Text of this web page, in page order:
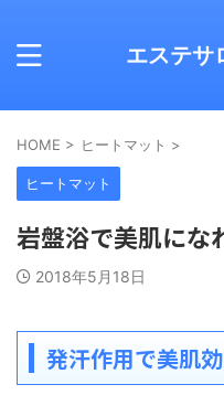
エステサ
HOME > ヒートマット >
ヒートマット
岩盤浴で美肌にな
2018年5月18日
発汗作用で美肌